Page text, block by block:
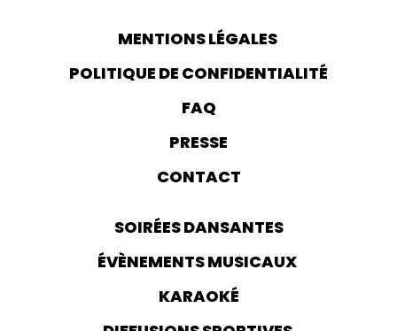
MENTIONS LÉGALES
POLITIQUE DE CONFIDENTIALITÉ
FAQ
PRESSE
CONTACT
SOIRÉES DANSANTES
ÉVÈNEMENTS MUSICAUX
KARAOKÉ